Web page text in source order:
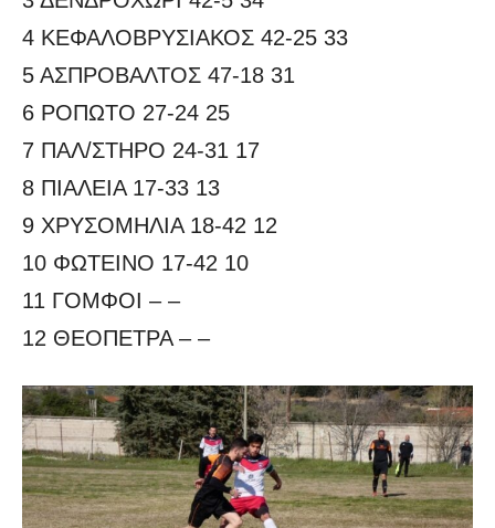
4 ΚΕΦΑΛOΒΡΥΣΙΑΚΟΣ 42-25 33
5 ΑΣΠΡΟΒΑΛΤΟΣ 47-18 31
6 ΡΟΠΩΤΟ 27-24 25
7 ΠΑΛ/ΣΤΗΡΟ 24-31 17
8 ΠΙΑΛΕΙΑ 17-33 13
9 ΧΡΥΣΟΜΗΛΙΑ 18-42 12
10 ΦΩΤΕΙΝΟ 17-42 10
11 ΓΟΜΦΟΙ – –
12 ΘΕΟΠΕΤΡΑ – –